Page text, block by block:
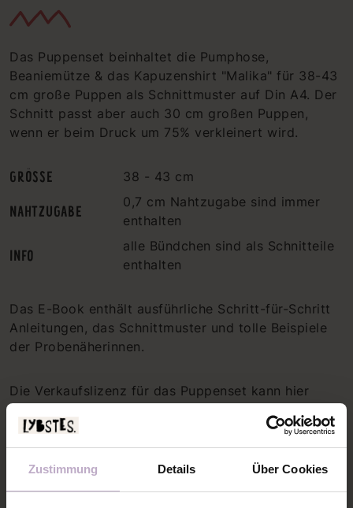
Zustimmung Details Über Cookies
Das Puppenset beinhaltet die Pumphose,
Beaniemütze & das Kapuzenshirt "Malika" für 38-43
cm große Puppen als Schnittmuster auf Din A4. Der
Schnitt passt aber auch 30 cm großen Puppen,
wenn er beim Druck um 75% verkleinert wird.
GRÖSSE 38 - 43 cm
NAHTZUGABE
0,7 cm Nahtzugabe sind immer
enthalten
INFO
alle Bündchen sind als Schnitteile
enthalten
Das E-Book enthält ausführliche Schritt-für-Schritt
Anleitungen, das Schnittmuster und tolle Beispiele
der Probenäherinnen.
Die Verkaufslizenz für das Puppenset kann hier
PASSENDE NÄHANLEITUNGEN